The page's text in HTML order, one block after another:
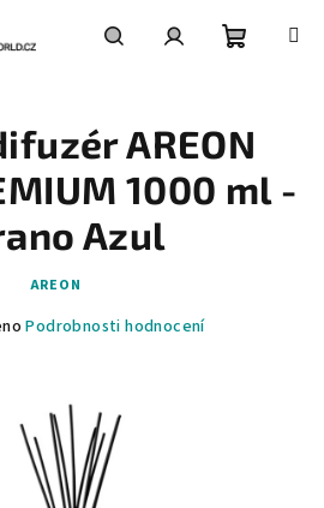
košík
AREON
1000 ml -
Azul
AREON
Podrobnosti hodnocení